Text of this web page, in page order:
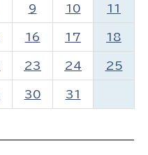
9 10 11
16 17 18
23 24 25
30 31